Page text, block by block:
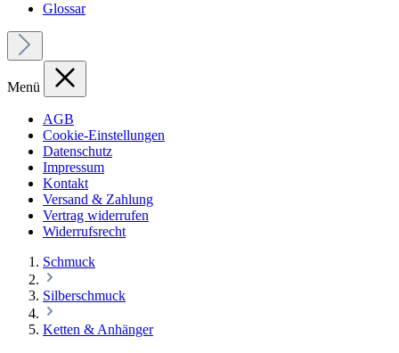
Glossar
Menü
AGB
Cookie-Einstellungen
Datenschutz
Impressum
Kontakt
Versand & Zahlung
Vertrag widerrufen
Widerrufsrecht
Schmuck
Silberschmuck
Ketten & Anhänger